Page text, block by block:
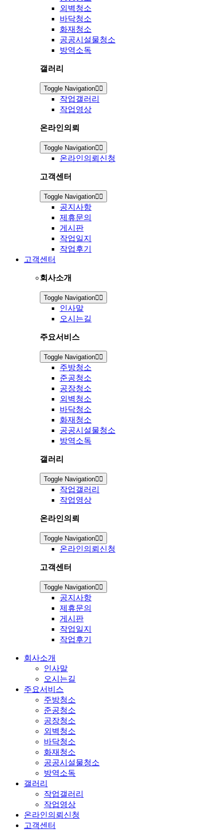
외벽청소
바닥청소
화재청소
공공시설물청소
방역소독
갤러리
Toggle Navigation
작업갤러리
작업영상
온라인의뢰
Toggle Navigation
온라인의뢰신청
고객센터
Toggle Navigation
공지사항
제휴문의
게시판
작업일지
작업후기
고객센터
회사소개
Toggle Navigation
인사말
오시는길
주요서비스
Toggle Navigation
주방청소
준공청소
공장청소
외벽청소
바닥청소
화재청소
공공시설물청소
방역소독
갤러리
Toggle Navigation
작업갤러리
작업영상
온라인의뢰
Toggle Navigation
온라인의뢰신청
고객센터
Toggle Navigation
공지사항
제휴문의
게시판
작업일지
작업후기
회사소개
인사말
오시는길
주요서비스
주방청소
준공청소
공장청소
외벽청소
바닥청소
화재청소
공공시설물청소
방역소독
갤러리
작업갤러리
작업영상
온라인의뢰신청
고객센터